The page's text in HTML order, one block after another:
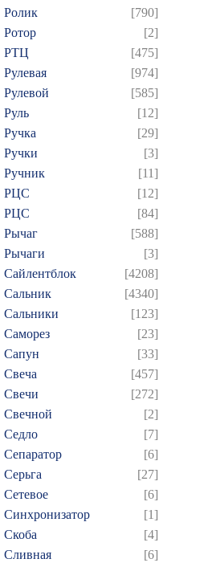
Ролик
[790]
Ротор
[2]
РТЦ
[475]
Рулевая
[974]
Рулевой
[585]
Руль
[12]
Ручка
[29]
Ручки
[3]
Ручник
[11]
РЦC
[12]
РЦС
[84]
Рычаг
[588]
Рычаги
[3]
Сайлентблок
[4208]
Сальник
[4340]
Сальники
[123]
Саморез
[23]
Сапун
[33]
Свеча
[457]
Свечи
[272]
Свечной
[2]
Седло
[7]
Сепаратор
[6]
Серьга
[27]
Сетевое
[6]
Синхронизатор
[1]
Скоба
[4]
Сливная
[6]